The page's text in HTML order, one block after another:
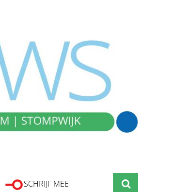
SCHRIJF MEE